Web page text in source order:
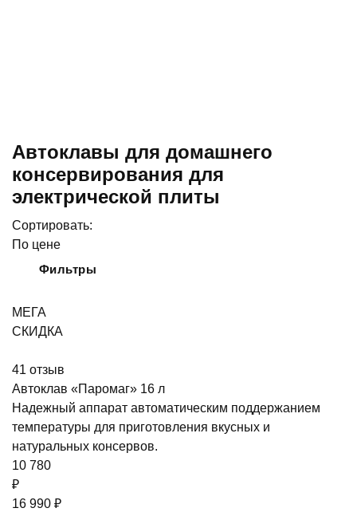
Автоклавы для домашнего
консервирования для
электрической плиты
Сортировать:
По цене
Фильтры
МЕГА
СКИДКА
41 отзыв
Автоклав «Паромаг» 16 л
Надежный аппарат автоматическим поддержанием
температуры для приготовления вкусных и
натуральных консервов.
10 780
₽
16 990 ₽